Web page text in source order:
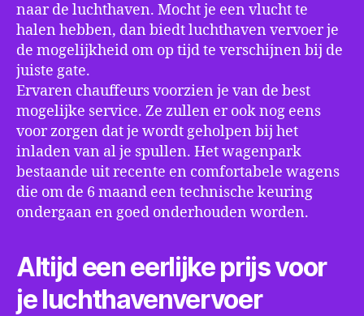
naar de luchthaven. Mocht je een vlucht te
halen hebben, dan biedt luchthaven vervoer je
de mogelijkheid om op tijd te verschijnen bij de
juiste gate.
Ervaren chauffeurs voorzien je van de best
mogelijke service. Ze zullen er ook nog eens
voor zorgen dat je wordt geholpen bij het
inladen van al je spullen. Het wagenpark
bestaande uit recente en comfortabele wagens
die om de 6 maand een technische keuring
ondergaan en goed onderhouden worden.
Altijd een eerlijke prijs voor
je luchthavenvervoer